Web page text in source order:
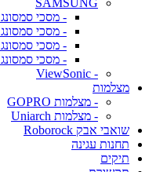
SAMSUNG
- מסכי סמסונג 24 אינץ
- מסכי סמסונג 27 אינץ
- מסכי סמסונג 32-49 אינץ
- מסכי סמסונג 4k
- ViewSonic
מצלמות
- מצלמות GOPRO
- מצלמות Uniarch
שואבי אבק Roborock
תחנות עגינה
תיקים